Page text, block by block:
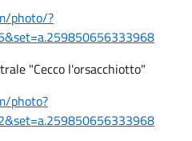
photo/?
"Cecco l'orsacchiotto"
photo?